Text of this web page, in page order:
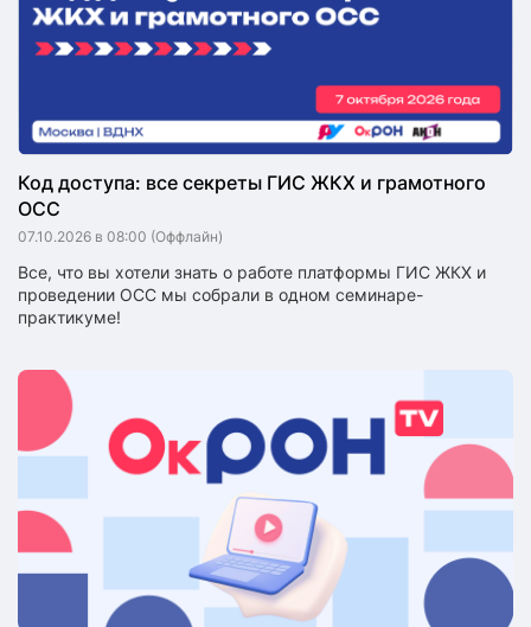
Код доступа: все секреты ГИС ЖКХ и грамотного
ОСС
07.10.2026 в 08:00 (Оффлайн)
Все, что вы хотели знать о работе платформы ГИС ЖКХ и
проведении ОСС мы собрали в одном семинаре-
практикуме!